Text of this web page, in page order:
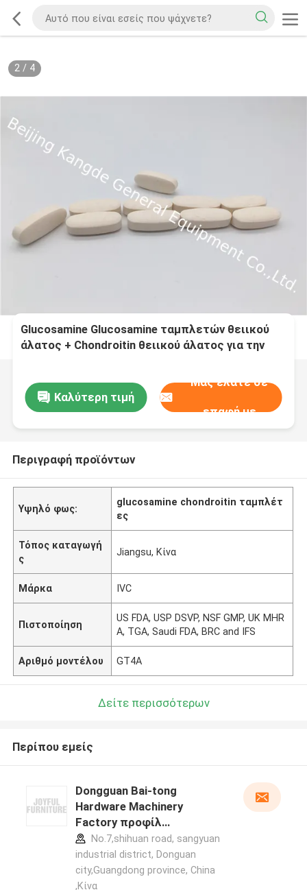
2/ 4
Glucosamine Glucosamine ταμπλετών θειικού
άλατος + Chondroitin θειικού άλατος για την
Καλύτερη τιμή
Μας ελάτε σε
επαφή με
Περιγραφή προϊόντων
Υψηλό φως:
glucosamine chondroitin ταμπλέτ
ες
Τόπος καταγωγή
ς
Jiangsu, Κίνα
Μάρκα IVC
Πιστοποίηση
US FDA, USP DSVP, NSF GMP, UK MHR
A, TGA, Saudi FDA, BRC and IFS
Αριθμό μοντέλου GT4A
Δείτε περισσότερων
Περίπου εμείς
Dongguan Bai-tong
Hardware Machinery
Factory προφίλ
κατασκευαστή
No.7,shihuan road, sangyuan
industrial district, Donguan
city,Guangdong province, China
,Κίνα